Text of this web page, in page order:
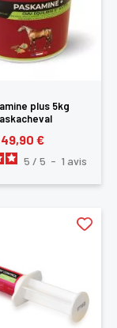
plus 5kg
49,90 €
5 / 5 - 1 avis
des